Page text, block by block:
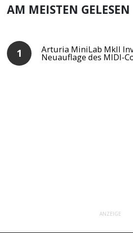
AM MEISTEN GELESEN
Arturia MiniLab MkII
Neuauflage des MIDI-
ANZEIGE